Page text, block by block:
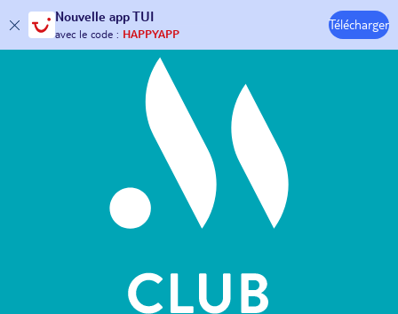
Nouvelle app TUI
30€ offerts*sur votrevoyage !
avec le code :HAPPYAPP
Télécharger
Hôtels & Clubs